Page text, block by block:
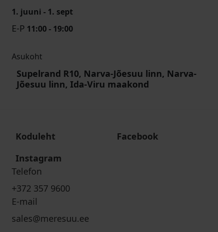
1. juuni - 1. sept
E-P 11:00 - 19:00
Asukoht
Supelrand R10, Narva-Jõesuu linn, Narva-
Jõesuu linn, Ida-Viru maakond
Koduleht
Facebook
Instagram
Telefon
+372 357 9600
E-mail
sales@meresuu.ee